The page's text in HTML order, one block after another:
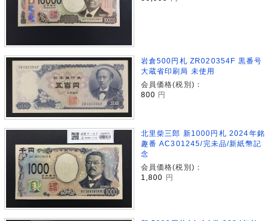
岩倉500円札 ZR020354F 黒番号
大蔵省印刷局 未使用
会員価格(税別)：
800 円
北里柴三郎 新1000円札 2024年銘
趣番 AC301245/完未品/新紙幣記
念
会員価格(税別)：
1,800 円